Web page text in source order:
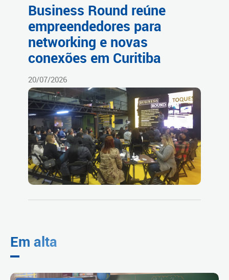
Business Round reúne
empreendedores para
networking e novas
conexões em Curitiba
20/07/2026
Em alta